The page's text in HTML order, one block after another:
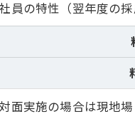
員の特性（翌年度の
実施の場合は現地場